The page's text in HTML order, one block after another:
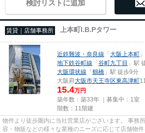
検討リストに追加
賃貸｜店舗事務所 上本町I.B.Pタワー
近鉄難波・奈良線 「大阪上本町
地下鉄谷町線 「谷町九丁目 」駅
大阪環状線 「鶴橋 」駅 徒歩9分
大阪府大阪市天王寺区東高津町
15.4万円
築年数：築33年 ｜募集中： 1室
階数：11階建
物件より徒歩圏内に当社営業店がございます。 事務
容・物販などの様々な業種のニーズに応じて店舗物件